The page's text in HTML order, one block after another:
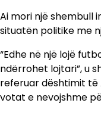
Ai mori një shembull
situatën politike me
“Edhe në një lojë
ndërrohet lojtari”, u
referuar dështimit të
votat e nevojshme